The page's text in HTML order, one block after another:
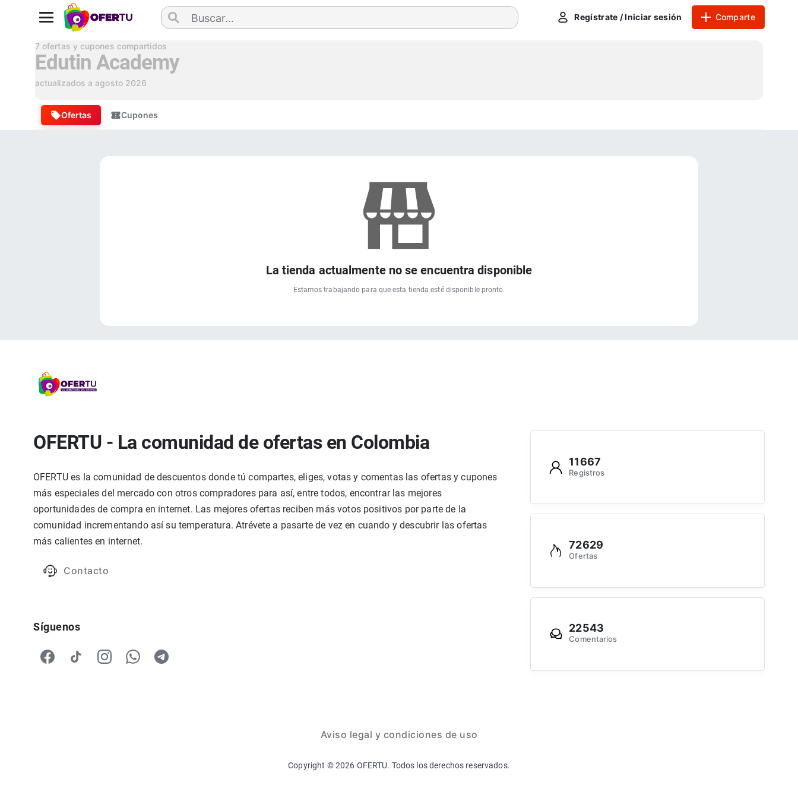
Regístrate / Iniciar sesión Comparte
7 ofertas y cupones compartidos
Edutin Academy
actualizados a agosto 2026
Ofertas Cupones
La tienda actualmente no se encuentra disponible
Estamos trabajando para que esta tienda esté disponible pronto.
OFERTU - La comunidad de ofertas en Colombia
OFERTU es la comunidad de descuentos donde tú compartes, eliges, votas y comentas las ofertas y cupones
más especiales del mercado con otros compradores para así, entre todos, encontrar las mejores
oportunidades de compra en internet. Las mejores ofertas reciben más votos positivos por parte de la
comunidad incrementando así su temperatura. Atrévete a pasarte de vez en cuando y descubrir las ofertas
más calientes en internet.
Contacto
Síguenos
11667
Registros
72629
Ofertas
22543
Comentarios
Aviso legal y condiciones de uso
Copyright ©2026 OFERTU. Todos los derechos reservados.